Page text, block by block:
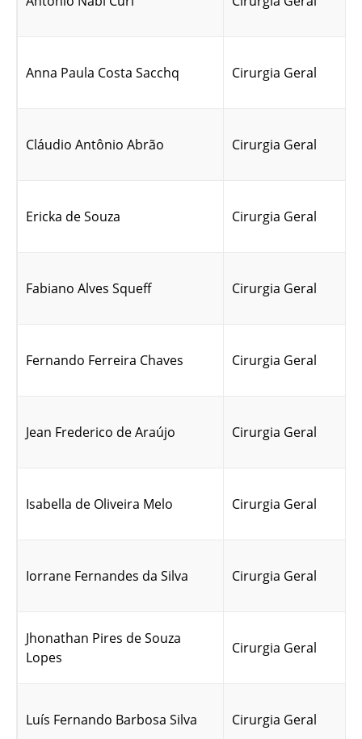
Anna Paula Costa Sacchq Cirurgia Geral
Cláudio Antônio Abrão Cirurgia Geral
Ericka de Souza Cirurgia Geral
Fabiano Alves Squeff Cirurgia Geral
Fernando Ferreira Chaves Cirurgia Geral
Jean Frederico de Araújo Cirurgia Geral
Isabella de Oliveira Melo Cirurgia Geral
Iorrane Fernandes da Silva Cirurgia Geral
Jhonathan Pires de Souza
Lopes
Cirurgia Geral
Luís Fernando Barbosa Silva Cirurgia Geral